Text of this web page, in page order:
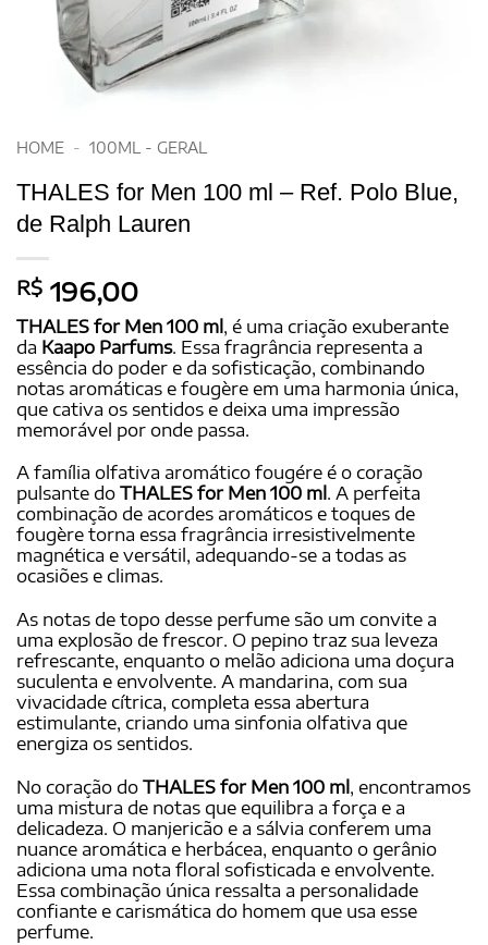
HOME - 100ML - GERAL
THALES for Men 100 ml – Ref. Polo Blue,
de Ralph Lauren
R$ 196,00
THALES for Men 100 ml, é uma criação exuberante
da Kaapo Parfums. Essa fragrância representa a
essência do poder e da sofisticação, combinando
notas aromáticas e fougère em uma harmonia única,
que cativa os sentidos e deixa uma impressão
memorável por onde passa.
A família olfativa aromático fougére é o coração
pulsante do THALES for Men 100 ml . A perfeita
combinação de acordes aromáticos e toques de
fougère torna essa fragrância irresistivelmente
magnética e versátil, adequando-se a todas as
ocasiões e climas.
As notas de topo desse perfume são um convite a
uma explosão de frescor. O pepino traz sua leveza
refrescante, enquanto o melão adiciona uma doçura
suculenta e envolvente. A mandarina, com sua
vivacidade cítrica, completa essa abertura
estimulante, criando uma sinfonia olfativa que
energiza os sentidos.
No coração do THALES for Men 100 ml , encontramos
uma mistura de notas que equilibra a força e a
delicadeza. O manjericão e a sálvia conferem uma
nuance aromática e herbácea, enquanto o gerânio
adiciona uma nota floral sofisticada e envolvente.
Essa combinação única ressalta a personalidade
confiante e carismática do homem que usa esse
perfume.